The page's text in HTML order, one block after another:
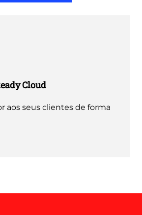
Cloud
aos seus clientes de forma